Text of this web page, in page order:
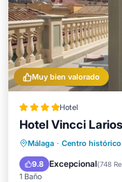
Muy bien valorado
Hotel
Hotel Vincci
Málaga · Centro
9.8 Excepcional(748
1 Baño
Desayuno
Aire